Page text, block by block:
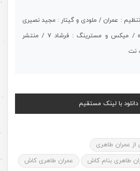
: عمران / ملودی و گیتار : مجید نصیری
/ عود : بهنام علیزاده / میکس و مسترینگ : فرشاد ۷ / منتشر
نت
دانلود با لینک مستقیم
عمران طاهری
طاهری بنام کاش
عمران طاهری کاش